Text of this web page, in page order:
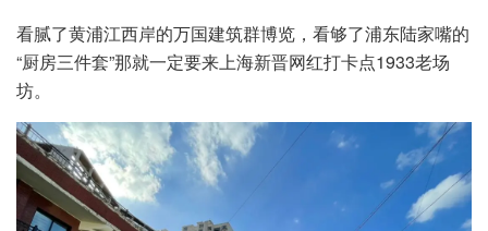
看腻了黄浦江西岸的万国建筑群博览，看够了浦东陆家嘴的
“厨房三件套”那就一定要来上海新晋网红打卡点1933老场
坊。